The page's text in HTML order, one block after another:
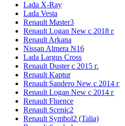
Lada X-Ray
Lada Vesta
Renault Master3
Renault Logan New с 2018 г
Renault Arkana
Nissan Almera N16
Lada Largus Cross
Renault Duster с 2015 г.
Renault Kaptur
Renault Sandero New с 2014 г
Renault Logan New с 2014 г
Renault Fluence
Renault Scenic2
Renault Symbol2 (Talia)